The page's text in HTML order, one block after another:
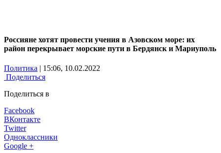
Россияне хотят провести учения в Азовском море: их
район перекрывает морские пути в Бердянск и Мариуполь
Политика | 15:06, 10.02.2022
Поделиться
Поделиться в
Facebook
ВКонтакте
Twitter
Одноклассники
Google +